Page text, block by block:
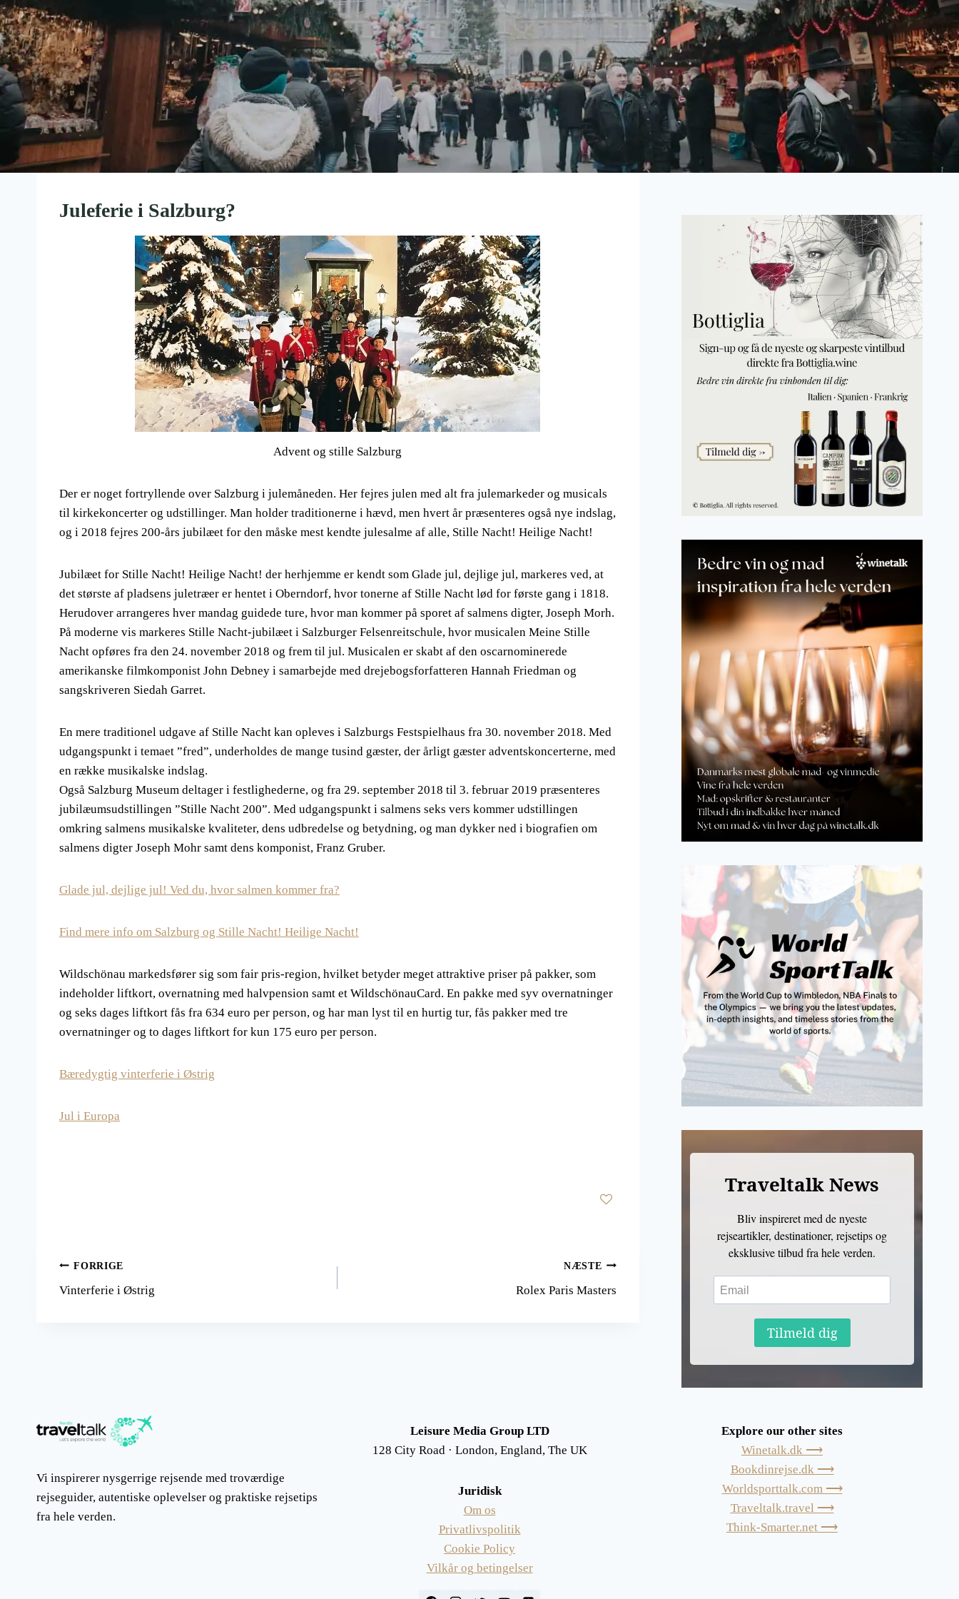
Juleferie i Salzburg?
Advent og stille Salzburg
Der er noget fortryllende over Salzburg i julemåneden. Her fejres julen med alt fra julemarkeder og musicals
til kirkekoncerter og udstillinger. Man holder traditionerne i hævd, men hvert år præsenteres også nye indslag,
og i 2018 fejres 200-års jubilæet for den måske mest kendte julesalme af alle, Stille Nacht! Heilige Nacht!
Jubilæet for Stille Nacht! Heilige Nacht! der herhjemme er kendt som Glade jul, dejlige jul, markeres ved, at
det største af pladsens juletræer er hentet i Oberndorf, hvor tonerne af Stille Nacht lød for første gang i 1818.
Herudover arrangeres hver mandag guidede ture, hvor man kommer på sporet af salmens digter, Joseph Morh.
På moderne vis markeres Stille Nacht-jubilæet i Salzburger Felsenreitschule, hvor musicalen Meine Stille
Nacht opføres fra den 24. november 2018 og frem til jul. Musicalen er skabt af den oscarnominerede
amerikanske filmkomponist John Debney i samarbejde med drejebogsforfatteren Hannah Friedman og
sangskriveren Siedah Garret.
En mere traditionel udgave af Stille Nacht kan opleves i Salzburgs Festspielhaus fra 30. november 2018. Med
udgangspunkt i temaet ”fred”, underholdes de mange tusind gæster, der årligt gæster adventskoncerterne, med
en række musikalske indslag.
Også Salzburg Museum deltager i festlighederne, og fra 29. september 2018 til 3. februar 2019 præsenteres
jubilæumsudstillingen ”Stille Nacht 200”. Med udgangspunkt i salmens seks vers kommer udstillingen
omkring salmens musikalske kvaliteter, dens udbredelse og betydning, og man dykker ned i biografien om
salmens digter Joseph Mohr samt dens komponist, Franz Gruber.
Glade jul, dejlige jul! Ved du, hvor salmen kommer fra?
Find mere info om Salzburg og Stille Nacht! Heilige Nacht!
Wildschönau markedsfører sig som fair pris-region, hvilket betyder meget attraktive priser på pakker, som
indeholder liftkort, overnatning med halvpension samt et WildschönauCard. En pakke med syv overnatninger
og seks dages liftkort fås fra 634 euro per person, og har man lyst til en hurtig tur, fås pakker med tre
overnatninger og to dages liftkort for kun 175 euro per person.
Bæredygtig vinterferie i Østrig
Jul i Europa
Indlægsnavigation
FORRIGE
Vinterferie i Østrig
NÆSTE
Rolex Paris Masters
Traveltalk News
Bliv inspireret med de nyeste
rejseartikler, destinationer, rejsetips og
eksklusive tilbud fra hele verden.
Tilmeld dig
Vi inspirerer nysgerrige rejsende med troværdige
rejseguider, autentiske oplevelser og praktiske rejsetips
fra hele verden.
Leisure Media Group LTD
128 City Road · London, England, The UK
Juridisk
Om os
Privatlivspolitik
Cookie Policy
Vilkår og betingelser
Explore our other sites
Winetalk.dk ⟶
Bookdinrejse.dk ⟶
Worldsporttalk.com ⟶
Traveltalk.travel ⟶
Think-Smarter.net ⟶